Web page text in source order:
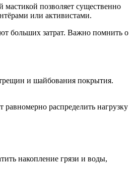
позволяет существенно
или активистами.
больших затрат. Важно помнить о
и шайбования покрытия.
распределить нагрузку
накопление грязи и воды,